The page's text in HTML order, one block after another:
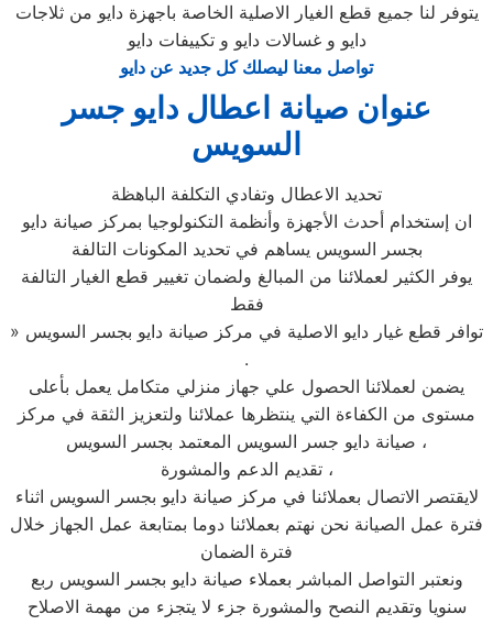
يتوفر لنا جميع قطع الغيار الاصلية الخاصة باجهزة دايو من ثلاجات
دايو و غسالات دايو و تكييفات دايو
تواصل معنا ليصلك كل جديد عن دايو
عنوان صيانة اعطال دايو جسر
السويس
تحديد الاعطال وتفادي التكلفة الباهظة
ان إستخدام أحدث الأجهزة وأنظمة التكنولوجيا بمركز صيانة دايو
بجسر السويس يساهم في تحديد المكونات التالفة
يوفر الكثير لعملائنا من المبالغ ولضمان تغيير قطع الغيار التالفة
فقط
» توافر قطع غيار دايو الاصلية في مركز صيانة دايو بجسر السويس
.
يضمن لعملائنا الحصول علي جهاز منزلي متكامل يعمل بأعلى
مستوى من الكفاءة التي ينتظرها عملائنا ولتعزيز الثقة في مركز
صيانة دايو جسر السويس المعتمد بجسر السويس ،
تقديم الدعم والمشورة ،
لايقتصر الاتصال بعملائنا في مركز صيانة دايو بجسر السويس اثناء
فترة عمل الصيانة نحن نهتم بعملائنا دوما بمتابعة عمل الجهاز خلال
فترة الضمان
ونعتبر التواصل المباشر بعملاء صيانة دايو بجسر السويس ربع
سنويا وتقديم النصح والمشورة جزء لا يتجزء من مهمة الاصلاح